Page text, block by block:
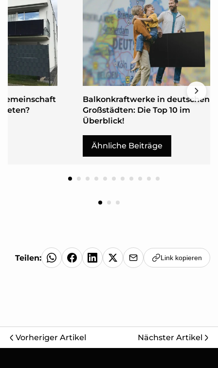
Balkonkraftwerke in deutschen
Großstädten: Die Top 10 im
Überblick!
Ähnliche Beiträge
Teilen: Link kopieren
Vorheriger Artikel Nächster Artikel